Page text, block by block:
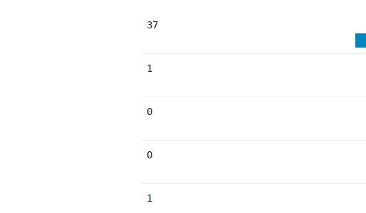
37
1
0
0
1